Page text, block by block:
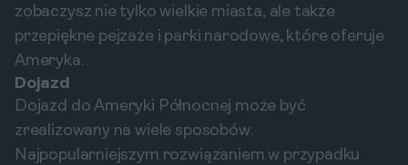
zobaczysz nie tylko wielkie miasta, ale także
przepiękne pejzaże i parki narodowe, które oferuje
Ameryka.
Dojazd
Dojazd do Ameryki Północnej może być
zrealizowany na wiele sposobów.
Najpopularniejszym rozwiązaniem w przypadku